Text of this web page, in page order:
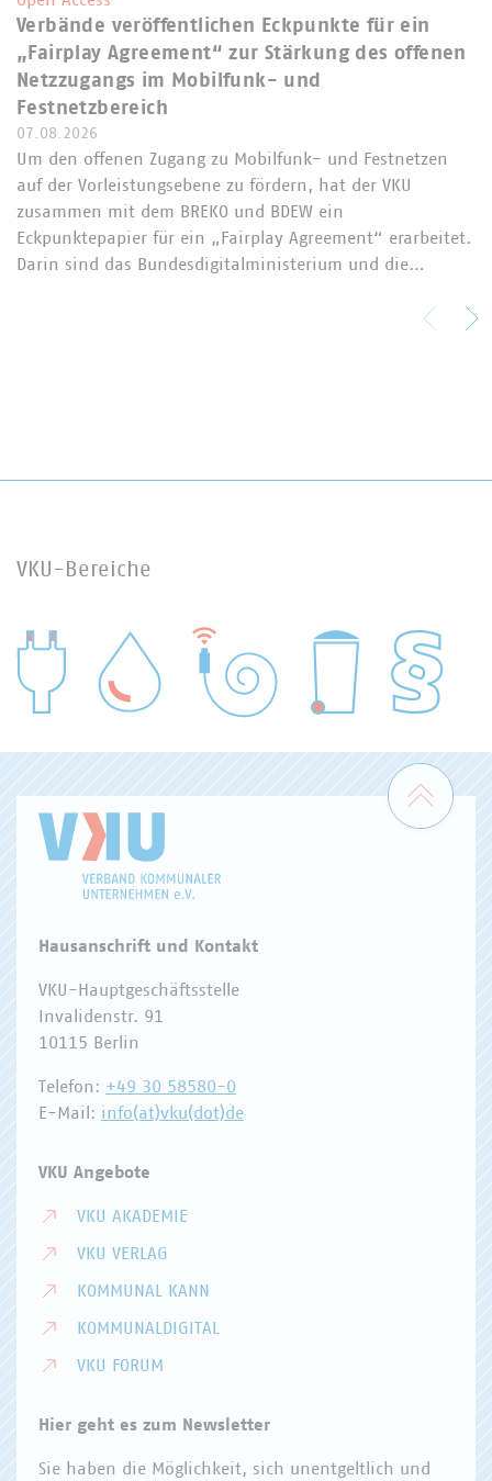
Verbände veröffentlichen Eckpunkte für ein
„Fairplay Agreement“ zur Stärkung des offenen
Netzzugangs im Mobilfunk- und
Festnetzbereich
07.08.2026
Um den offenen Zugang zu Mobilfunk- und Festnetzen
auf der Vorleistungsebene zu fördern, hat der VKU
zusammen mit dem BREKO und BDEW ein
Eckpunktepapier für ein „Fairplay Agreement“ erarbeitet.
Darin sind das Bundesdigitalministerium und die…
VKU-Bereiche
WASSER/ABWASSER
Zum
Hausanschrift und Kontakt
VKU-Hauptgeschäftsstelle
Invalidenstr. 91
10115 Berlin
Telefon: +49 30 58580-0
E-Mail: info(at)vku(dot)de
VKU Angebote
VKU AKADEMIE
VKU VERLAG
KOMMUNAL KANN
KOMMUNALDIGITAL
VKU FORUM
Hier geht es zum Newsletter
Sie haben die Möglichkeit, sich unentgeltlich und